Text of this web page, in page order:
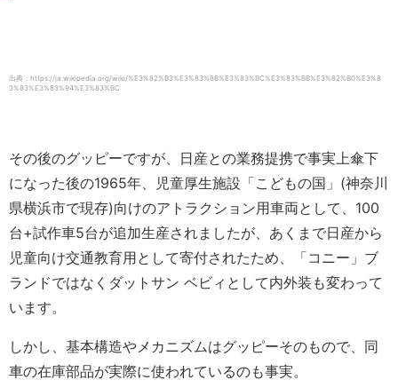
出典：https://ja.wikipedia.org/wiki/%E3%82%B3%E3%83%8B%E3%83%BC%E3%83%BB%E3%82%B0%E3%8
3%83%E3%83%94%E3%83%BC
その後のグッピーですが、日産との業務提携で事実上傘下
になった後の1965年、児童厚生施設「こどもの国」(神奈川
県横浜市で現存)向けのアトラクション用車両として、100
台+試作車5台が追加生産されましたが、あくまで日産から
児童向け交通教育用として寄付されたため、「コニー」ブ
ランドではなくダットサン ベビィとして内外装も変わって
います。
しかし、基本構造やメカニズムはグッピーそのもので、同
車の在庫部品が実際に使われているのも事実。